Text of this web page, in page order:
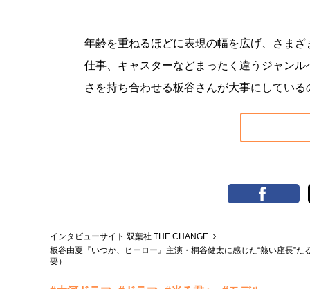
年齢を重ねるほどに表現の幅を広げ、さま
仕事、キャスターなどまったく違うジャン
さを持ち合わせる板谷さんが大事にしてい
インタビューサイト 双葉社 THE CHANGE
板谷由夏『いつか、ヒーロー』主演・桐谷健太に感じた“熱い座長”
要）